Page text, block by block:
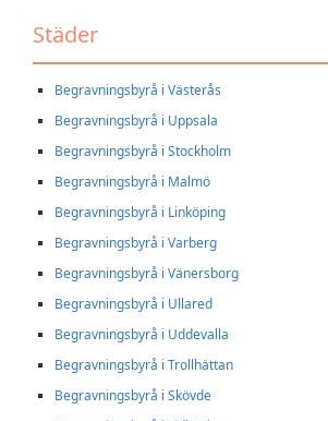
Städer
Begravningsbyrå i Västerås
Begravningsbyrå i Uppsala
Begravningsbyrå i Stockholm
Begravningsbyrå i Malmö
Begravningsbyrå i Linköping
Begravningsbyrå i Varberg
Begravningsbyrå i Vänersborg
Begravningsbyrå i Ullared
Begravningsbyrå i Uddevalla
Begravningsbyrå i Trollhättan
Begravningsbyrå i Skövde